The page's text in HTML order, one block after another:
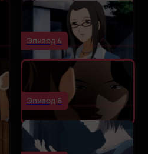
Эпизод 4
Эпизод 6